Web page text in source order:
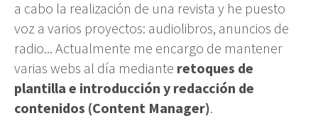
a cabo la realización de una revista y he puesto
voz a varios proyectos: audiolibros, anuncios de
radio... Actualmente me encargo de mantener
varias webs al día mediante retoques de
plantilla e introducción y redacción de
contenidos (Content Manager).